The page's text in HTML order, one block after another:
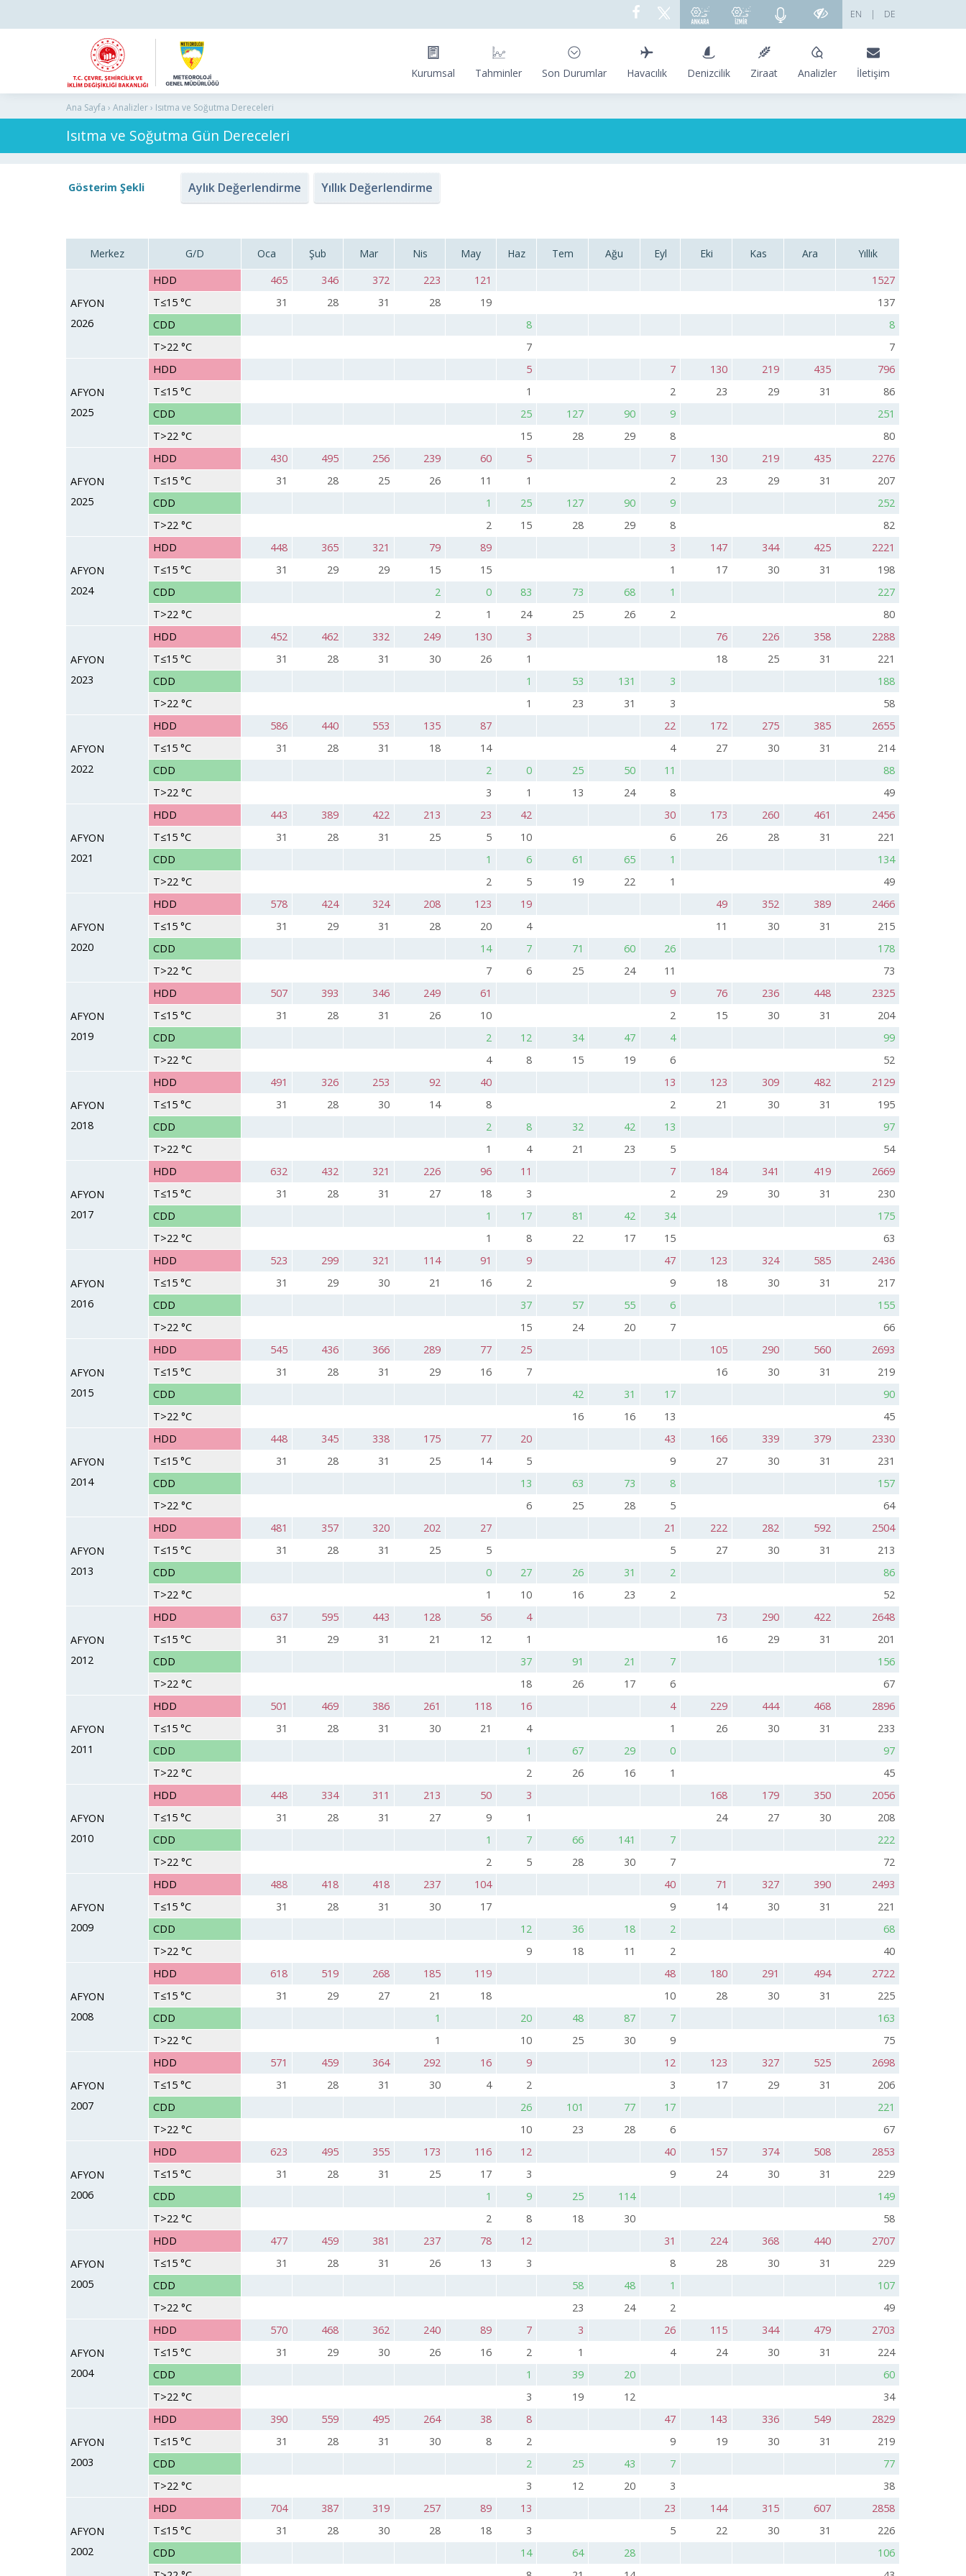
DE
|
EN
Kurumsal Tahminler Son Durumlar Havacılık Denizcilik Ziraat Analizler İletişim
Ana Sayfa › Analizler › Isıtma ve Soğutma Dereceleri
Isıtma ve Soğutma Gün Dereceleri
Gösterim Şekli Aylık Değerlendirme Yıllık Değerlendirme
Merkez G/D Oca Şub Mar Nis May Haz Tem Ağu Eyl Eki Kas Ara Yıllık
AFYON
2026
HDD 465 346 372 223 121
1527
T≤15 °C
31 28 31 28 19
137
CDD
8
8
T>22 °C
7 7
AFYON
2025
HDD 5 7 130 219 435
796
T≤15 °C
1 2 23 29 31
86
CDD
25 127 90 9
251
T>22 °C
15 28 29 8 80
AFYON
2025
HDD 430 495 256 239 60 5 7 130 219 435
2276
T≤15 °C
31 28 25 26 11 1 2 23 29 31
207
CDD
1 25 127 90 9
252
T>22 °C
2 15 28 29 8 82
AFYON
2024
HDD 448 365 321 79 89 3 147 344 425
2221
T≤15 °C
31 29 29 15 15 1 17 30 31
198
CDD
2 0 83 73 68 1
227
T>22 °C
2 1 24 25 26 2 80
AFYON
2023
HDD 452 462 332 249 130 3 76 226 358
2288
T≤15 °C
31 28 31 30 26 1 18 25 31
221
CDD
1 53 131 3
188
T>22 °C
1 23 31 3 58
AFYON
2022
HDD 586 440 553 135 87 22 172 275 385
2655
T≤15 °C
31 28 31 18 14 4 27 30 31
214
CDD
2 0 25 50 11
88
T>22 °C
3 1 13 24 8 49
AFYON
2021
HDD 443 389 422 213 23 42 30 173 260 461
2456
T≤15 °C
31 28 31 25 5 10 6 26 28 31
221
CDD
1 6 61 65 1
134
T>22 °C
2 5 19 22 1 49
AFYON
2020
HDD 578 424 324 208 123 19 49 352 389
2466
T≤15 °C
31 29 31 28 20 4 11 30 31
215
CDD
14 7 71 60 26
178
T>22 °C
7 6 25 24 11 73
AFYON
2019
HDD 507 393 346 249 61 9 76 236 448
2325
T≤15 °C
31 28 31 26 10 2 15 30 31
204
CDD
2 12 34 47 4
99
T>22 °C
4 8 15 19 6 52
AFYON
2018
HDD 491 326 253 92 40 13 123 309 482
2129
T≤15 °C
31 28 30 14 8 2 21 30 31
195
CDD
2 8 32 42 13
97
T>22 °C
1 4 21 23 5 54
AFYON
2017
HDD 632 432 321 226 96 11 7 184 341 419
2669
T≤15 °C
31 28 31 27 18 3 2 29 30 31
230
CDD
1 17 81 42 34
175
T>22 °C
1 8 22 17 15 63
AFYON
2016
HDD 523 299 321 114 91 9 47 123 324 585
2436
T≤15 °C
31 29 30 21 16 2 9 18 30 31
217
CDD
37 57 55 6
155
T>22 °C
15 24 20 7 66
AFYON
2015
HDD 545 436 366 289 77 25 105 290 560
2693
T≤15 °C
31 28 31 29 16 7 16 30 31
219
CDD
42 31 17
90
T>22 °C
16 16 13 45
AFYON
2014
HDD 448 345 338 175 77 20 43 166 339 379
2330
T≤15 °C
31 28 31 25 14 5 9 27 30 31
231
CDD
13 63 73 8
157
T>22 °C
6 25 28 5 64
AFYON
2013
HDD 481 357 320 202 27 21 222 282 592
2504
T≤15 °C
31 28 31 25 5 5 27 30 31
213
CDD
0 27 26 31 2
86
T>22 °C
1 10 16 23 2 52
AFYON
2012
HDD 637 595 443 128 56 4 73 290 422
2648
T≤15 °C
31 29 31 21 12 1 16 29 31
201
CDD
37 91 21 7
156
T>22 °C
18 26 17 6 67
AFYON
2011
HDD 501 469 386 261 118 16 4 229 444 468
2896
T≤15 °C
31 28 31 30 21 4 1 26 30 31
233
CDD
1 67 29 0
97
T>22 °C
2 26 16 1 45
AFYON
2010
HDD 448 334 311 213 50 3 168 179 350
2056
T≤15 °C
31 28 31 27 9 1 24 27 30
208
CDD
1 7 66 141 7
222
T>22 °C
2 5 28 30 7 72
AFYON
2009
HDD 488 418 418 237 104 40 71 327 390
2493
T≤15 °C
31 28 31 30 17 9 14 30 31
221
CDD
12 36 18 2
68
T>22 °C
9 18 11 2 40
AFYON
2008
HDD 618 519 268 185 119 48 180 291 494
2722
T≤15 °C
31 29 27 21 18 10 28 30 31
225
CDD
1 20 48 87 7
163
T>22 °C
1 10 25 30 9 75
AFYON
2007
HDD 571 459 364 292 16 9 12 123 327 525
2698
T≤15 °C
31 28 31 30 4 2 3 17 29 31
206
CDD
26 101 77 17
221
T>22 °C
10 23 28 6 67
AFYON
2006
HDD 623 495 355 173 116 12 40 157 374 508
2853
T≤15 °C
31 28 31 25 17 3 9 24 30 31
229
CDD
1 9 25 114
149
T>22 °C
2 8 18 30 58
AFYON
2005
HDD 477 459 381 237 78 12 31 224 368 440
2707
T≤15 °C
31 28 31 26 13 3 8 28 30 31
229
CDD
58 48 1
107
T>22 °C
23 24 2 49
AFYON
2004
HDD 570 468 362 240 89 7 3 26 115 344 479
2703
T≤15 °C
31 29 30 26 16 2 1 4 24 30 31
224
CDD
1 39 20
60
T>22 °C
3 19 12 34
AFYON
2003
HDD 390 559 495 264 38 8 47 143 336 549
2829
T≤15 °C
31 28 31 30 8 2 9 19 30 31
219
CDD
2 25 43 7
77
T>22 °C
3 12 20 3 38
AFYON
2002
HDD 704 387 319 257 89 13 23 144 315 607
2858
T≤15 °C
31 28 30 28 18 3 5 22 30 31
226
CDD
14 64 28
106